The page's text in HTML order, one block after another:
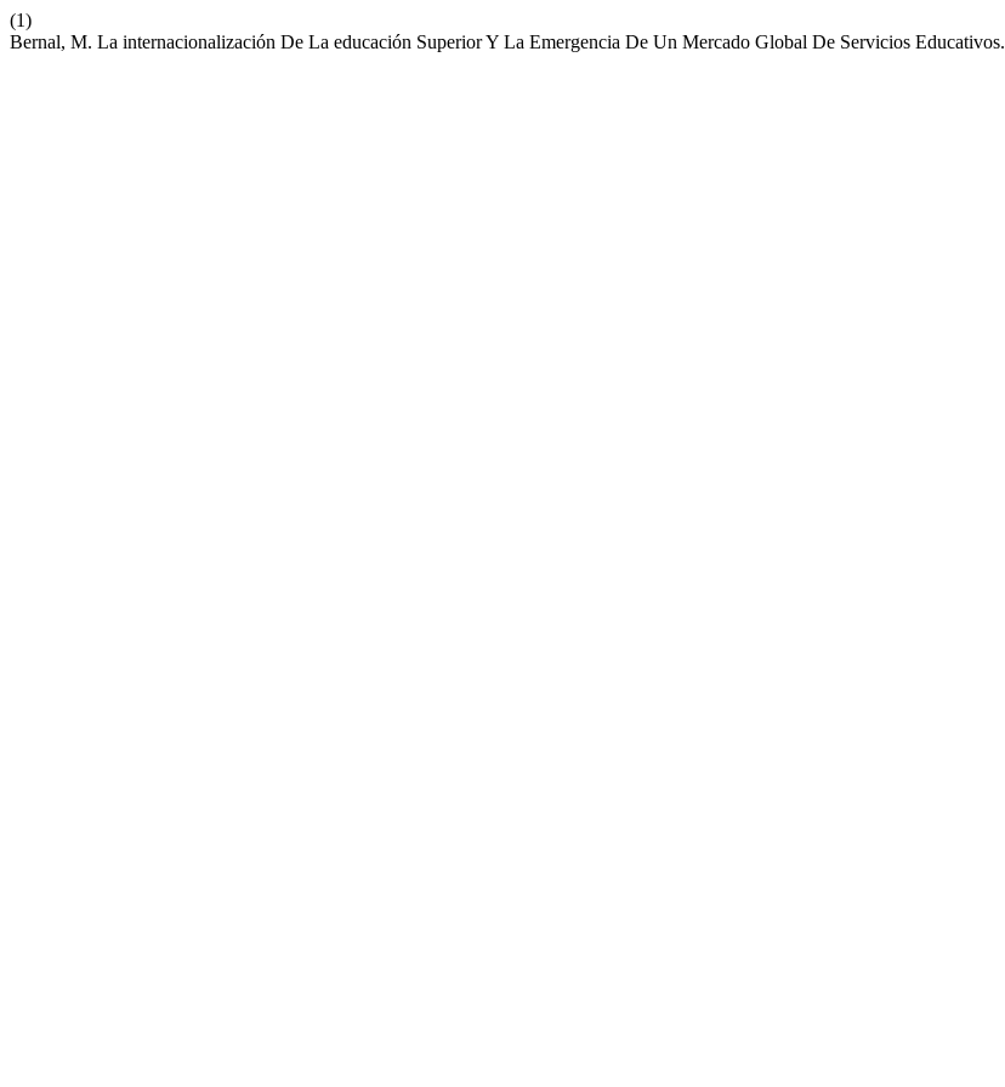
(1)
Bernal, M. La internacionalización De La educación Superior Y La Emergencia De Un Mercado Global De Servicios Educativos.